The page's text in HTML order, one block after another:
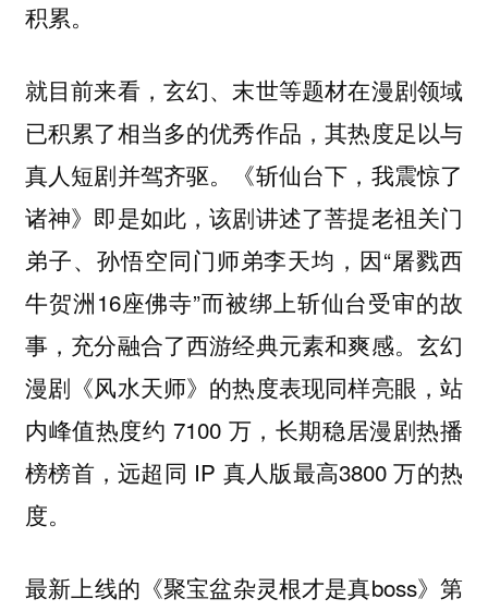
积累。
就目前来看，玄幻、末世等题材在漫剧领域
已积累了相当多的优秀作品，其热度足以与
真人短剧并驾齐驱。《斩仙台下，我震惊了
诸神》即是如此，该剧讲述了菩提老祖关门
弟子、孙悟空同门师弟李天均，因“屠戮西
牛贺洲16座佛寺”而被绑上斩仙台受审的故
事，充分融合了西游经典元素和爽感。玄幻
漫剧《风水天师》的热度表现同样亮眼，站
内峰值热度约 7100 万，长期稳居漫剧热播
榜榜首，远超同 IP 真人版最高3800 万的热
度。
最新上线的《聚宝盆杂灵根才是真boss》第